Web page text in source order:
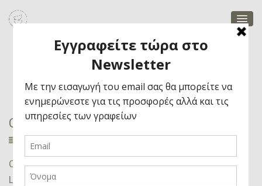
Man
Creative
Creative Man
Creative
Cras mattis consectetur purus sit amet fermentum.
Lorem ipsum dolor sit amet, consectetur adipiscing